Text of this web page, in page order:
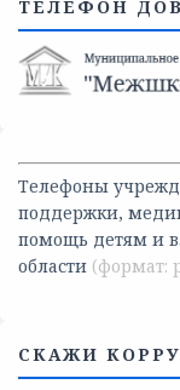
ТЕЛЕФОН